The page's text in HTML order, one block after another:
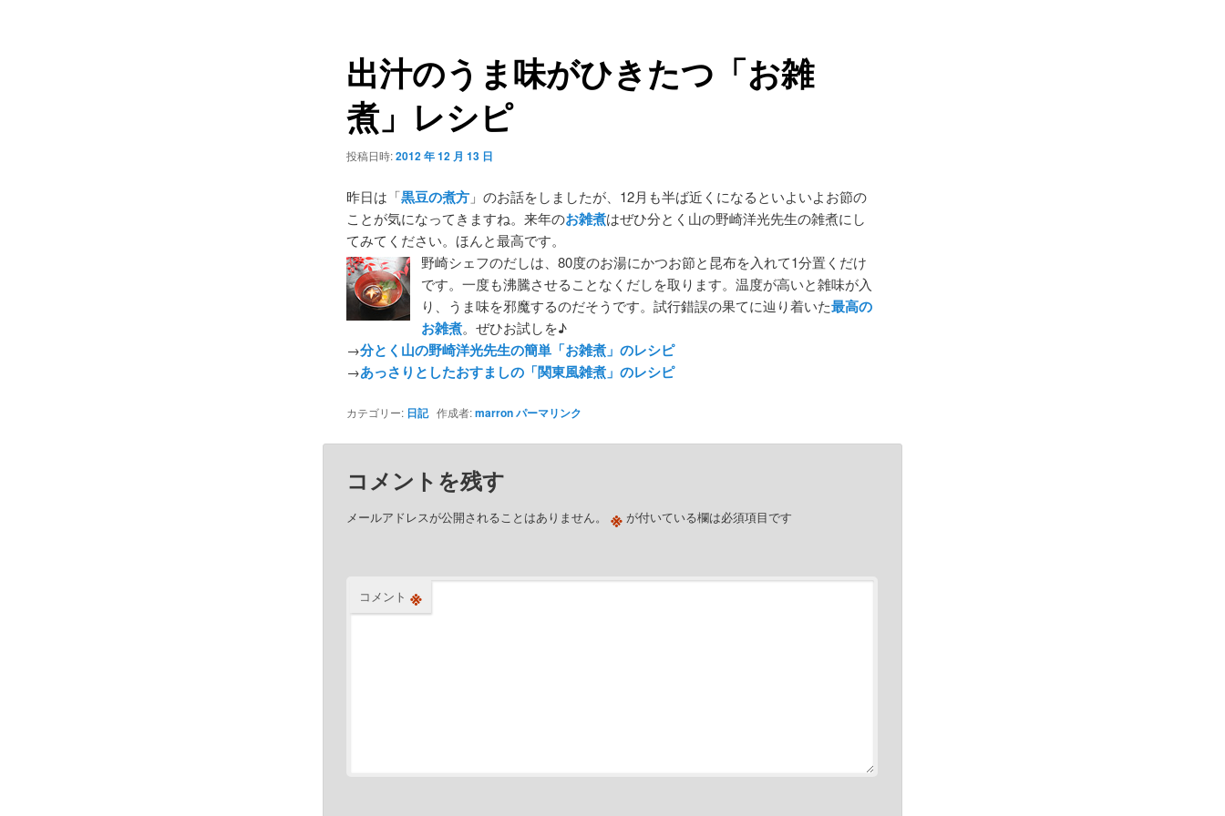
出汁のうま味がひきたつ「お雑
煮」レシピ
投稿日時:2012 年 12 月 13 日
昨日は「黒豆の煮方」のお話をしましたが、12月も半ば近くになるといよいよお節の
ことが気になってきますね。来年のお雑煮はぜひ分とく山の野崎洋光先生の雑煮にし
てみてください。ほんと最高です。
野崎シェフのだしは、80度のお湯にかつお節と昆布を入れて1分置くだけ
です。一度も沸騰させることなくだしを取ります。温度が高いと雑味が入
り、うま味を邪魔するのだそうです。試行錯誤の果てに辿り着いた最高の
お雑煮。ぜひお試しを♪
→分とく山の野崎洋光先生の簡単「お雑煮」のレシピ
→あっさりとしたおすましの「関東風雑煮」のレシピ
カテゴリー: 日記作成者:marronパーマリンク
コメントを残す
メールアドレスが公開されることはありません。 ※が付いている欄は必須項目です
コメント ※